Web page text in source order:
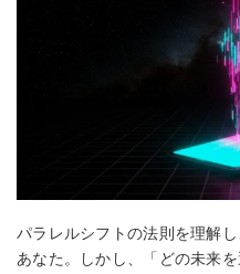
パラレルシフトの法則を理解
あなた。しかし、「どの未来